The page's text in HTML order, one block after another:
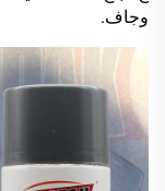
وجاف.